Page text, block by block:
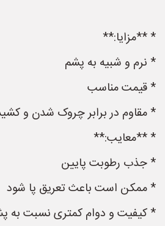
* **مزایا:**
* نرم و شبیه به پشم
* قیمت مناسب
* مقاوم در برابر چروک شدن و
* **معایب:**
* جذب رطوبت پایین
* ممکن است باعث تعریق پا شود
* کیفیت و دوام کمتری نسبت به